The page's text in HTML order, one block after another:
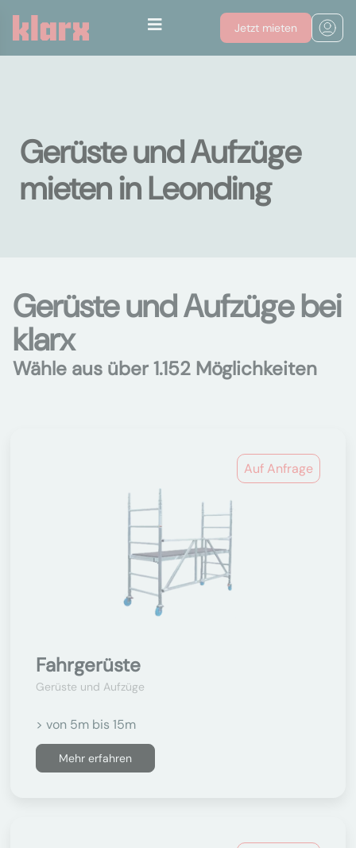
Jetzt mieten
Gerüste und Aufzüge
mieten in Leonding
Gerüste und Aufzüge bei
klarx
Wähle aus über 1.152 Möglichkeiten
Auf Anfrage
Fahrgerüste
Gerüste und Aufzüge
> von 5m bis 15m
Mehr erfahren